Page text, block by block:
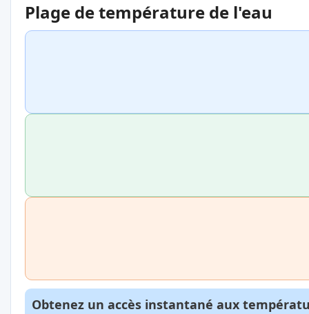
Plage de température de l'eau
Obtenez un accès instantané aux